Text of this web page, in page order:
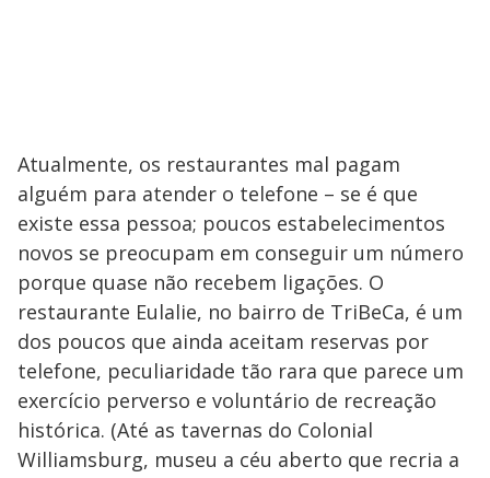
Atualmente, os restaurantes mal pagam
alguém para atender o telefone – se é que
existe essa pessoa; poucos estabelecimentos
novos se preocupam em conseguir um número
porque quase não recebem ligações. O
restaurante Eulalie, no bairro de TriBeCa, é um
dos poucos que ainda aceitam reservas por
telefone, peculiaridade tão rara que parece um
exercício perverso e voluntário de recreação
histórica. (Até as tavernas do Colonial
Williamsburg, museu a céu aberto que recria a